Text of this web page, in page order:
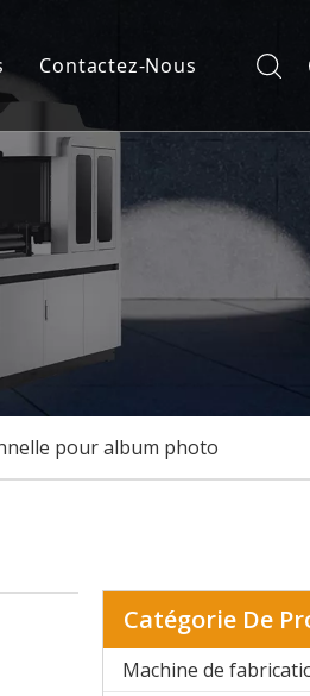
Contactez-Nous
pour album photo
Catégorie De